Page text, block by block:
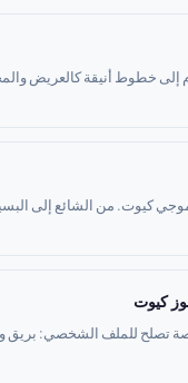
إلى خطوط أنيقة كالعريض
كيوت. من الشائع إلى
كيوت
تصلح للملف الشخصي: بريق